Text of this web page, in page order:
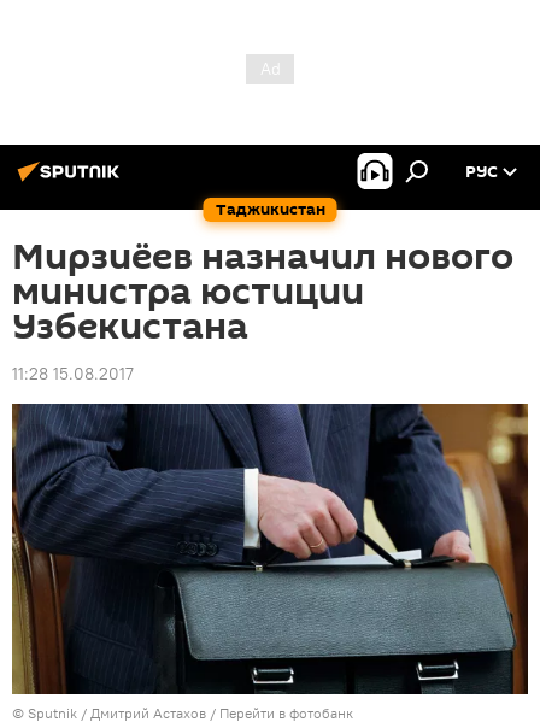
Таджикистан
РУС
Мирзиёев назначил нового
министра юстиции
Узбекистана
11:28 15.08.2017
© Sputnik / Дмитрий Астахов / Перейти в фотобанк